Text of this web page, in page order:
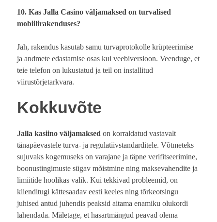
10. Kas Jalla Casino väljamaksed on turvalised
mobiilirakenduses?
Jah, rakendus kasutab samu turvaprotokolle krüpteerimise
ja andmete edastamise osas kui veebiversioon. Veenduge, et
teie telefon on lukustatud ja teil on installitud
viirustõrjetarkvara.
Kokkuvõte
Jalla kasiino väljamaksed on korraldatud vastavalt
tänapäevastele turva- ja regulatiivstandarditele. Võtmeteks
sujuvaks kogemuseks on varajane ja täpne verifitseerimine,
boonustingimuste sügav mõistmine ning maksevahendite ja
limiitide hoolikas valik. Kui tekkivad probleemid, on
klienditugi kättesaadav eesti keeles ning tõrkeotsingu
juhised antud juhendis peaksid aitama enamiku olukordi
lahendada. Mäletage, et hasartmängud peavad olema